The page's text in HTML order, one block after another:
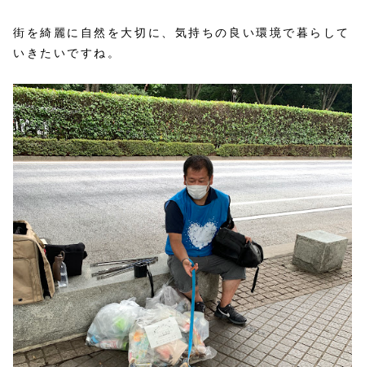
街を綺麗に自然を大切に、気持ちの良い環境で暮らして
いきたいですね。